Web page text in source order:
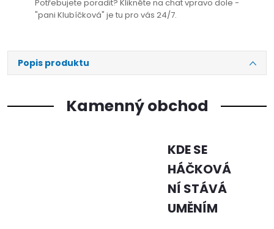
Potřebujete poradit? Klikněte na chat vpravo dole -
"pani Klubíčková" je tu pro vás 24/7.
Popis produktu
Kamenný obchod
KDE SE
HÁČKOVÁ
NÍ STÁVÁ
UMĚNÍM